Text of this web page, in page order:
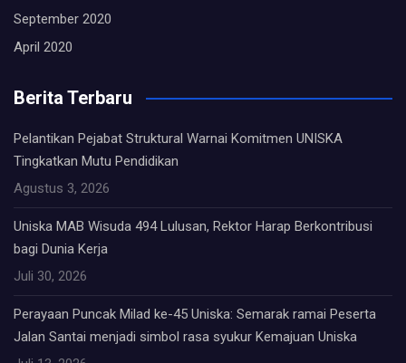
September 2020
April 2020
Berita Terbaru
Pelantikan Pejabat Struktural Warnai Komitmen UNISKA
Tingkatkan Mutu Pendidikan
Agustus 3, 2026
Uniska MAB Wisuda 494 Lulusan, Rektor Harap Berkontribusi
bagi Dunia Kerja
Juli 30, 2026
Perayaan Puncak Milad ke-45 Uniska: Semarak ramai Peserta
Jalan Santai menjadi simbol rasa syukur Kemajuan Uniska